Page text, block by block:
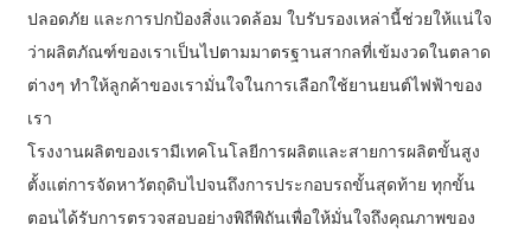
ปลอดภัย และการปกป้องสิ่งแวดล้อม ใบรับรองเหล่านี้ช่วยให้แน่ใจ
ว่าผลิตภัณฑ์ของเราเป็นไปตามมาตรฐานสากลที่เข้มงวดในตลาด
ต่างๆ ทำให้ลูกค้าของเรามั่นใจในการเลือกใช้ยานยนต์ไฟฟ้าของ
เรา
โรงงานผลิตของเรามีเทคโนโลยีการผลิตและสายการผลิตขั้นสูง
ตั้งแต่การจัดหาวัตถุดิบไปจนถึงการประกอบรถขั้นสุดท้าย ทุกขั้น
ตอนได้รับการตรวจสอบอย่างพิถีพิถันเพื่อให้มั่นใจถึงคุณภาพของ